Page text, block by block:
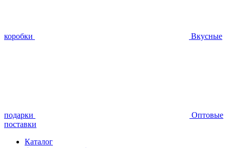
коробки Вкусные
подарки
Оптовые
поставки
Каталог